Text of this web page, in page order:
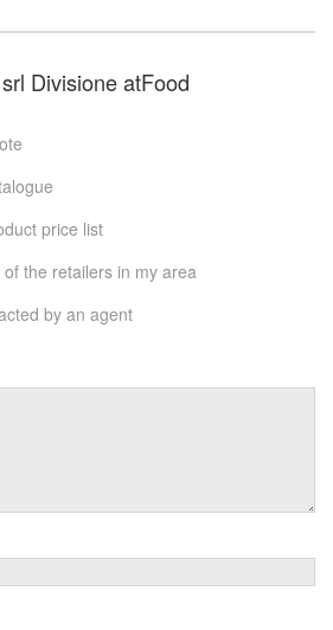
Divisione atFood
price list
the retailers in my area
by an agent